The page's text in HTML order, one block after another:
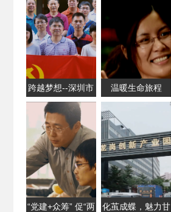
部“文体高地”
跨越梦想--深圳市
地方税务局 第五
稽查局党建工作掠
影
温暖生命旅程
“党建+众筹” 促“两
化茧成蝶，魅力甘